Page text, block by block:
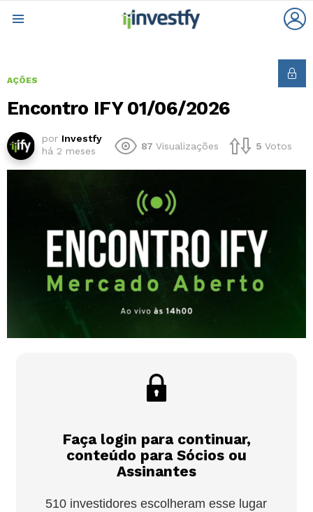
AÇÕES
Encontro IFY 01/06/2026
por Investfy
há 2 meses
87 Visualizações 5 Votos
Faça login para continuar,
conteúdo para Sócios ou
Assinantes
510 investidores escolheram esse lugar